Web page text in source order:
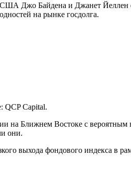
Джо Байдена и Джанет
на рынке госдолга.
QCP Capital.
на Ближнем Востоке с
они.
выхода фондового индекса в